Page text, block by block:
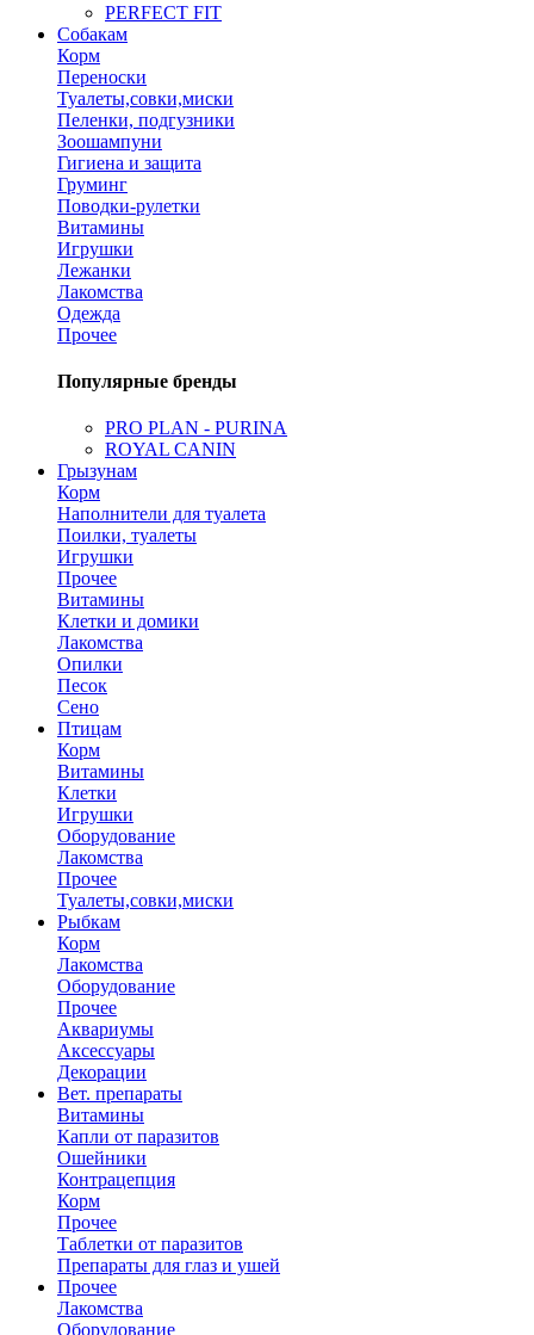
PERFECT FIT
Собакам
Корм
Переноски
Туалеты,совки,миски
Пеленки, подгузники
Зоошампуни
Гигиена и защита
Груминг
Поводки-рулетки
Витамины
Игрушки
Лежанки
Лакомства
Одежда
Прочее
Популярные бренды
PRO PLAN - PURINA
ROYAL CANIN
Грызунам
Корм
Наполнители для туалета
Поилки, туалеты
Игрушки
Прочее
Витамины
Клетки и домики
Лакомства
Опилки
Песок
Сено
Птицам
Корм
Витамины
Клетки
Игрушки
Оборудование
Лакомства
Прочее
Туалеты,совки,миски
Рыбкам
Корм
Лакомства
Оборудование
Прочее
Аквариумы
Аксессуары
Декорации
Вет. препараты
Витамины
Капли от паразитов
Ошейники
Контрацепция
Корм
Прочее
Таблетки от паразитов
Препараты для глаз и ушей
Прочее
Лакомства
Оборудование